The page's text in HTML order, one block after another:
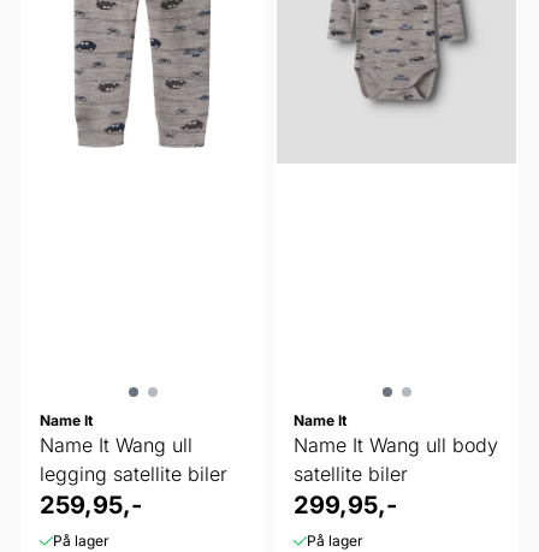
Name It
Name It Wang ull
legging satellite biler
259,95,-
På lager
Name It
Name It Wang ull body
satellite biler
299,95,-
På lager